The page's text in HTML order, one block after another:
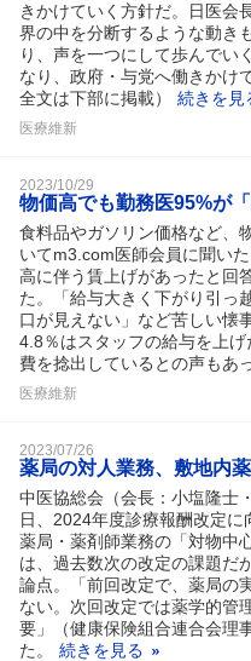
きかけていく方針だ。日医会
界の中を分断するような動き
り、声を一つにして歩んでい
なり、政府・与党へ働きかけ
全文は下部に掲載）
続きを見
医療維新
2023/10/29
物価高でも勤務医95%が
食料品やガソリン価格など、
いてm3.com医師会員に聞い
高に伴う賃上げがあったと回
た。「給与大きく下がり引っ
口が見えない」など苦しい懐
4.8％はスタッフの給与を上
費を捻出しているとの声もあ
医療維新
2023/07/26
薬局の対人業務、敷地内
中医協総会（会長：小塩隆士
日、2024年度診療報酬改定に
薬局・薬剤師業務の「対物中
は、過去数次の改定の課題だ
論点。「前回改定で、薬局の
ない。次回改定では薬学的管
要」（健康保険組合連合会理
た。
続きを見る